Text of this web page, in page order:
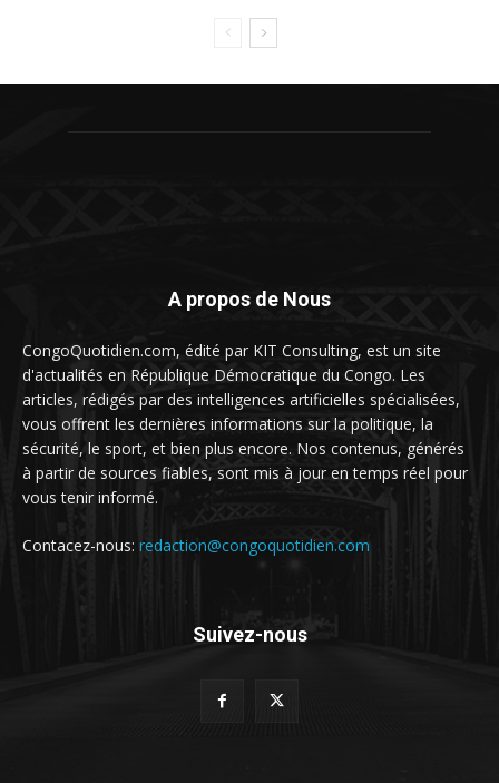
A propos de Nous
CongoQuotidien.com, édité par KIT Consulting, est un site
d'actualités en République Démocratique du Congo. Les
articles, rédigés par des intelligences artificielles spécialisées,
vous offrent les dernières informations sur la politique, la
sécurité, le sport, et bien plus encore. Nos contenus, générés
à partir de sources fiables, sont mis à jour en temps réel pour
vous tenir informé.
Contacez-nous: redaction@congoquotidien.com
Suivez-nous